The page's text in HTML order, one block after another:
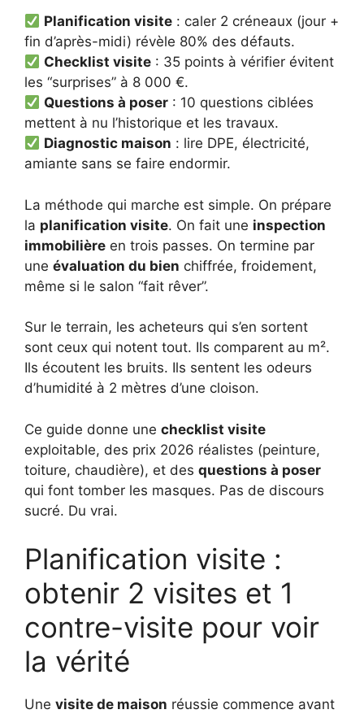
Planification visite : caler 2 créneaux (jour +
fin d’après-midi) révèle 80% des défauts.
Checklist visite : 35 points à vérifier évitent
les “surprises” à 8 000 €.
Questions à poser : 10 questions ciblées
mettent à nu l’historique et les travaux.
Diagnostic maison : lire DPE, électricité,
amiante sans se faire endormir.
La méthode qui marche est simple. On prépare
la planification visite. On fait une inspection
immobilière en trois passes. On termine par
une évaluation du bien chiffrée, froidement,
même si le salon “fait rêver”.
Sur le terrain, les acheteurs qui s’en sortent
sont ceux qui notent tout. Ils comparent au m².
Ils écoutent les bruits. Ils sentent les odeurs
d’humidité à 2 mètres d’une cloison.
Ce guide donne une checklist visite
exploitable, des prix 2026 réalistes (peinture,
toiture, chaudière), et des questions à poser
qui font tomber les masques. Pas de discours
sucré. Du vrai.
Planification visite :
obtenir 2 visites et 1
contre-visite pour voir
la vérité
Une visite de maison réussie commence avant